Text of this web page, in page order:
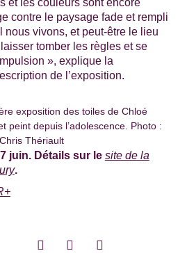
contre le paysage fade et rempli
nous vivons, et peut-être le lieu
tomber les règles et se
», explique la
de l’exposition.
exposition des toiles de Chloé
peint depuis l’adolescence. Photo :
Chris Thériault
juin. Détails sur le site de la
.